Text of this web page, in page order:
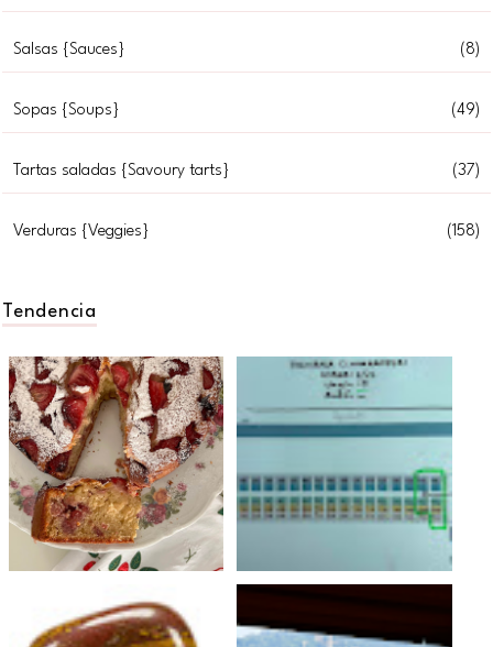
Salsas {Sauces} (8)
Sopas {Soups} (49)
Tartas saladas {Savoury tarts} (37)
Verduras {Veggies} (158)
Tendencia